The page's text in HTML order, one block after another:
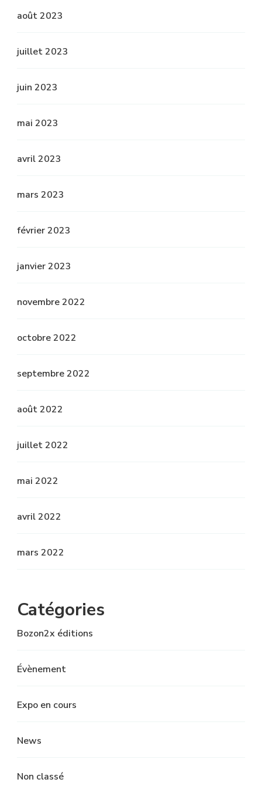
août 2023
juillet 2023
juin 2023
mai 2023
avril 2023
mars 2023
février 2023
janvier 2023
novembre 2022
octobre 2022
septembre 2022
août 2022
juillet 2022
mai 2022
avril 2022
mars 2022
Catégories
Bozon2x éditions
Évènement
Expo en cours
News
Non classé